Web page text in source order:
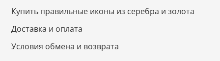
Купить правильные иконы из серебра и золота
Доставка и оплата
Условия обмена и возврата